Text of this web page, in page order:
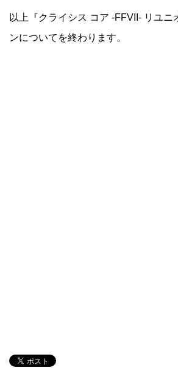
以上『クライシス コア -FFVII- リユニ
ンについてを終わります。